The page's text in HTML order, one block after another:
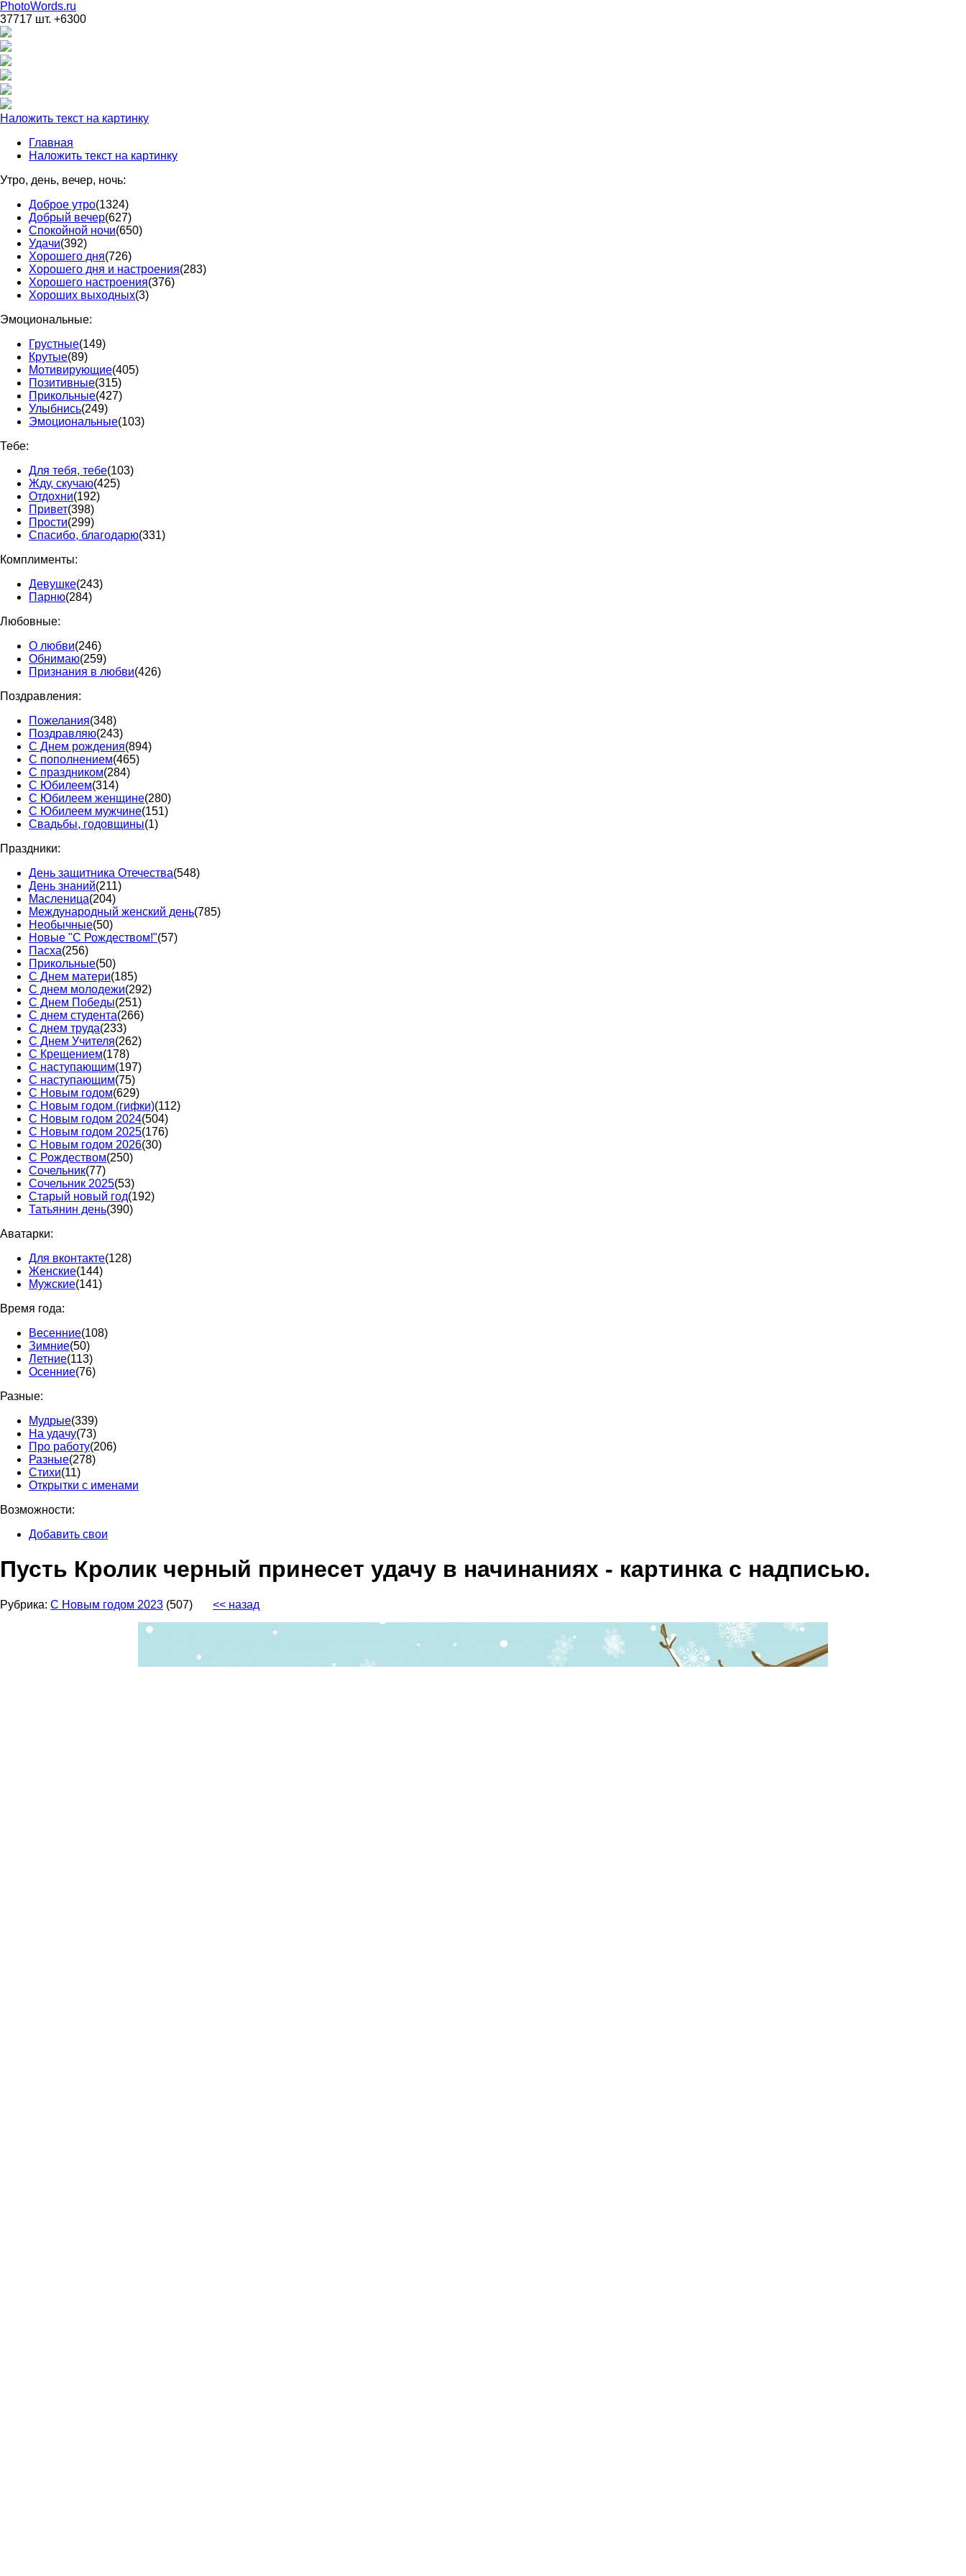
PhotoWords.ru
37717 шт. +6300
Наложить текст на картинку
Главная
Наложить текст на картинку
Утро, день, вечер, ночь:
Доброе утро(1324)
Добрый вечер(627)
Спокойной ночи(650)
Удачи(392)
Хорошего дня(726)
Хорошего дня и настроения(283)
Хорошего настроения(376)
Хороших выходных(3)
Эмоциональные:
Грустные(149)
Крутые(89)
Мотивирующие(405)
Позитивные(315)
Прикольные(427)
Улыбнись(249)
Эмоциональные(103)
Тебе:
Для тебя, тебе(103)
Жду, скучаю(425)
Отдохни(192)
Привет(398)
Прости(299)
Спасибо, благодарю(331)
Комплименты:
Девушке(243)
Парню(284)
Любовные:
О любви(246)
Обнимаю(259)
Признания в любви(426)
Поздравления:
Пожелания(348)
Поздравляю(243)
С Днем рождения(894)
С пополнением(465)
С праздником(284)
С Юбилеем(314)
С Юбилеем женщине(280)
С Юбилеем мужчине(151)
Свадьбы, годовщины(1)
Праздники:
День защитника Отечества(548)
День знаний(211)
Масленица(204)
Международный женский день(785)
Необычные(50)
Новые "С Рождеством!"(57)
Пасха(256)
Прикольные(50)
С Днем матери(185)
С днем молодежи(292)
С Днем Победы(251)
С днем студента(266)
С днем труда(233)
С Днем Учителя(262)
С Крещением(178)
С наступающим(197)
С наступающим(75)
С Новым годом(629)
С Новым годом (гифки)(112)
С Новым годом 2024(504)
С Новым годом 2025(176)
С Новым годом 2026(30)
С Рождеством(250)
Сочельник(77)
Сочельник 2025(53)
Старый новый год(192)
Татьянин день(390)
Аватарки:
Для вконтакте(128)
Женские(144)
Мужские(141)
Время года:
Весенние(108)
Зимние(50)
Летние(113)
Осенние(76)
Разные:
Мудрые(339)
На удачу(73)
Про работу(206)
Разные(278)
Стихи(11)
Открытки с именами
Возможности:
Добавить свои
Пусть Кролик черный принесет удачу в начинаниях - картинка с надписью.
Рубрика: С Новым годом 2023 (507) << назад